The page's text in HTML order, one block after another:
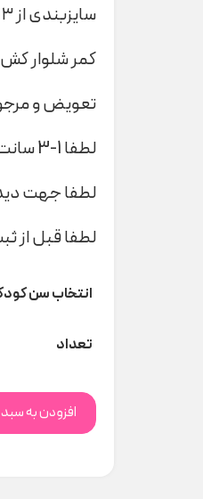
سایزبندی از ۳ ماه الی ۵ سال
کمر شلوار
تعویض و
لطفا 1-3 سانت اختلاف در اندازه گیری را لحاظ کنید
لطفا جهت
لطفا قبل از
انتخاب سن
تعداد
افزودن به